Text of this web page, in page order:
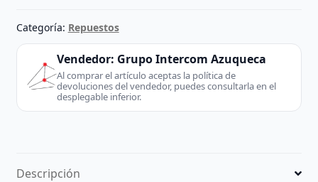
2
1917
Microsoft
Reacondicionado
Categoría: Repuestos
Vendedor: Grupo Intercom Azuqueca
Al comprar el artículo aceptas la política de
devoluciones del vendedor, puedes consultarla en el
desplegable inferior.
Descripción